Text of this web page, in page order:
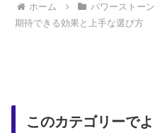
ホーム パワーストー
期待できる効果と上手な選び方
このカテゴリーで